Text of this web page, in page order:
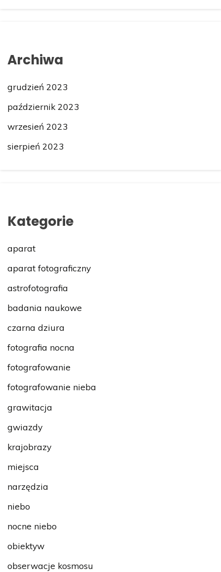
Archiwa
grudzień 2023
październik 2023
wrzesień 2023
sierpień 2023
Kategorie
aparat
aparat fotograficzny
astrofotografia
badania naukowe
czarna dziura
fotografia nocna
fotografowanie
fotografowanie nieba
grawitacja
gwiazdy
krajobrazy
miejsca
narzędzia
niebo
nocne niebo
obiektyw
obserwacje kosmosu